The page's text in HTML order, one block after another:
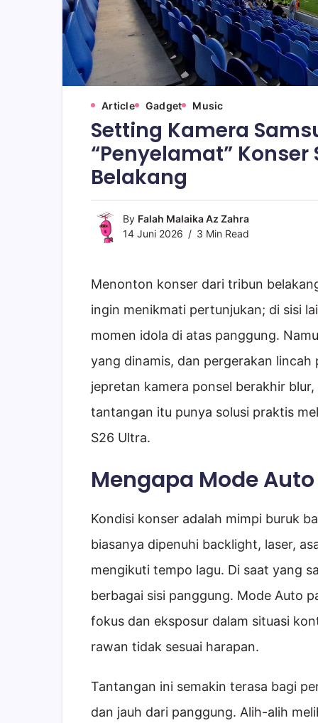
Article Gadget Music
Setting Kamera
“Penyelamat”
Belakang
By Falah Malaika Az Zahra
14 Juni 2026
3 Min Read
Menonton konser dari tribun
ingin menikmati pertunjukan; di sisi
momen idola di atas panggung.
yang dinamis, dan pergerakan
jepretan kamera ponsel berakhir
tantangan itu punya solusi praktis
S26 Ultra.
Mengapa Mode
Kondisi konser adalah mimpi buruk
biasanya dipenuhi backlight, laser,
mengikuti tempo lagu. Di saat yang
berbagai sisi panggung. Mode Auto
fokus dan eksposur dalam situasi
rawan tidak sesuai harapan.
Tantangan ini semakin terasa bagi
dan jauh dari panggung. Alih-alih